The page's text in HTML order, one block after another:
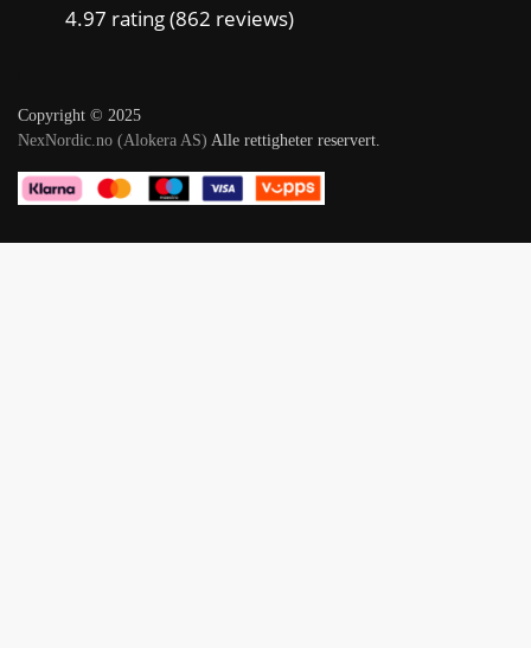
4.97 rating(862 reviews)
Copyright © 2025
NexNordic.no (Alokera AS) Alle rettigheter reservert.